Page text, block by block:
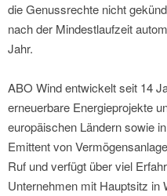
die Genussrechte nicht
nach der Mindestlaufzeit
Jahr.
ABO Wind entwickelt seit 14
erneuerbare Energieprojekte
europäischen Ländern sowie
Emittent von
Ruf und verfügt über viel
Unternehmen mit Hauptsitz in